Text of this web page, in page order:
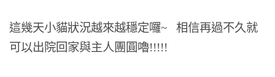
這幾天小貓狀況越來越穩定囉~ 相信再過不久就
可以出院回家與主人團圓嚕!!!!!